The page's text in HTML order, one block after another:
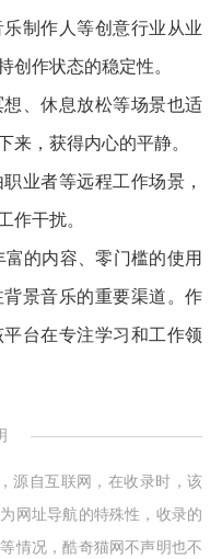
制作人等创意行业从业
创作状态的稳定性。
、休息放松等场景也适
来，获得内心的平静。
业者等远程工作场景，
作干扰。
的内容、零门槛的使用
景音乐的重要渠道。作
台在专注学习和工作领
，源自互联网，在收录时，该
网址导航的特殊性，收录的
情况，酷奇猫网不声明也不